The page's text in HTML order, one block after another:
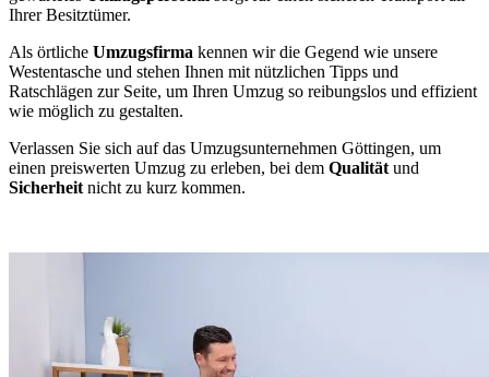
Ihrer Besitztümer.
Als örtliche Umzugsfirma kennen wir die Gegend wie unsere
Westentasche und stehen Ihnen mit nützlichen Tipps und
Ratschlägen zur Seite, um Ihren Umzug so reibungslos und effizient
wie möglich zu gestalten.
Verlassen Sie sich auf das Umzugsunternehmen Göttingen, um
einen preiswerten Umzug zu erleben, bei dem Qualität und
Sicherheit nicht zu kurz kommen.